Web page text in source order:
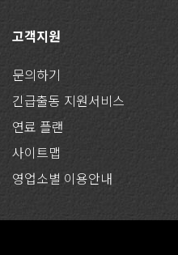
고객지원
문의하기
긴급출동 지원서비스
연료 플랜
사이트맵
영업소별 이용안내